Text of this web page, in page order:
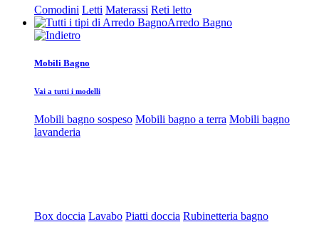
Comodini Letti Materassi Reti letto
Arredo Bagno
Mobili Bagno
Vai a tutti i modelli
Mobili bagno sospeso Mobili bagno a terra Mobili bagno
lavanderia
Box doccia Lavabo Piatti doccia Rubinetteria bagno